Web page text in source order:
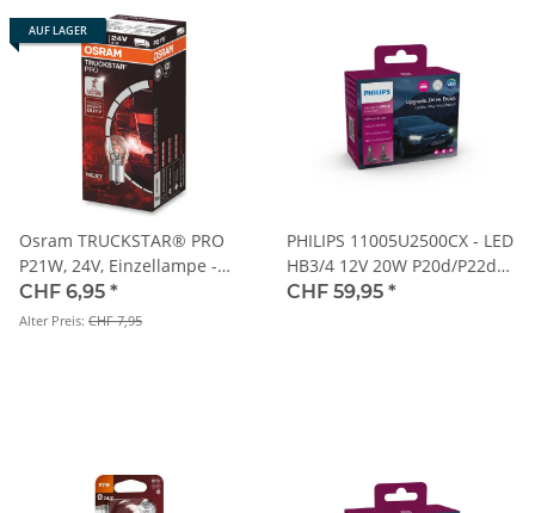
AUF LAGER
Osram TRUCKSTAR® PRO
P21W, 24V, Einzellampe -
7511TSP
CHF 6,95 *
Alter Preis: CHF 7,95
PHILIPS 11005U2500CX - LED
HB3/4 12V 20W P20d/P22d
Ultinon Access 2500 6000K
CHF 59,95 *